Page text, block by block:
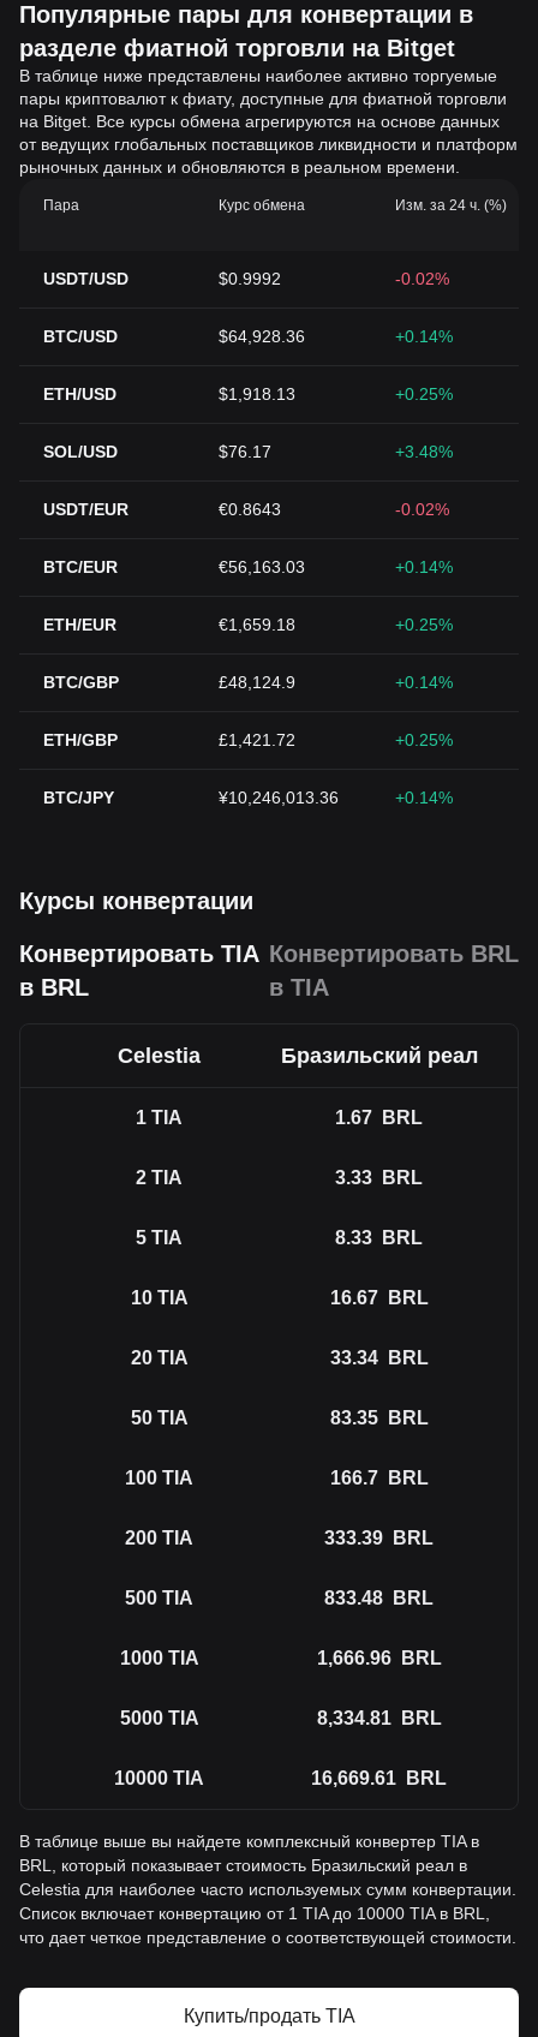
Популярные пары для конвертации в
разделе фиатной торговли на Bitget
В таблице ниже представлены наиболее активно торгуемые
пары криптовалют к фиату, доступные для фиатной торговли
на Bitget. Все курсы обмена агрегируются на основе данных
от ведущих глобальных поставщиков ликвидности и платформ
рыночных данных и обновляются в реальном времени.
Пара Курс обмена Изм. за 24 ч. (%)
USDT/USD $0.9992 -0.02%
BTC/USD $64,928.36 +0.14%
ETH/USD $1,918.13 +0.25%
SOL/USD $76.17 +3.48%
USDT/EUR €0.8643 -0.02%
BTC/EUR €56,163.03 +0.14%
ETH/EUR €1,659.18 +0.25%
BTC/GBP £48,124.9 +0.14%
ETH/GBP £1,421.72 +0.25%
BTC/JPY ¥10,246,013.36 +0.14%
Курсы конвертации
Конвертировать TIA
в BRL
Конвертировать BRL
в TIA
Celestia Бразильский реал
1 TIA 1.67 BRL
2 TIA 3.33 BRL
5 TIA 8.33 BRL
10 TIA 16.67 BRL
20 TIA 33.34 BRL
50 TIA 83.35 BRL
100 TIA 166.7 BRL
200 TIA 333.39 BRL
500 TIA 833.48 BRL
1000 TIA 1,666.96 BRL
5000 TIA 8,334.81 BRL
10000 TIA 16,669.61 BRL
В таблице выше вы найдете комплексный конвертер TIA в
BRL, который показывает стоимость Бразильский реал в
Celestia для наиболее часто используемых сумм конвертации.
Список включает конвертацию от 1 TIA до 10000 TIA в BRL,
что дает четкое представление о соответствующей стоимости.
Купить/продать TIA